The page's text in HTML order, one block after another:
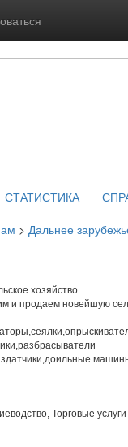
СТАТИСТИКА
> Дальнее
хозяйство
и продаем новейшую
Торговые услуги